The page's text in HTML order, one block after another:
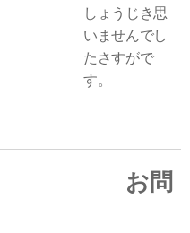
しょうじき思
いませんでし
たさすがで
す。